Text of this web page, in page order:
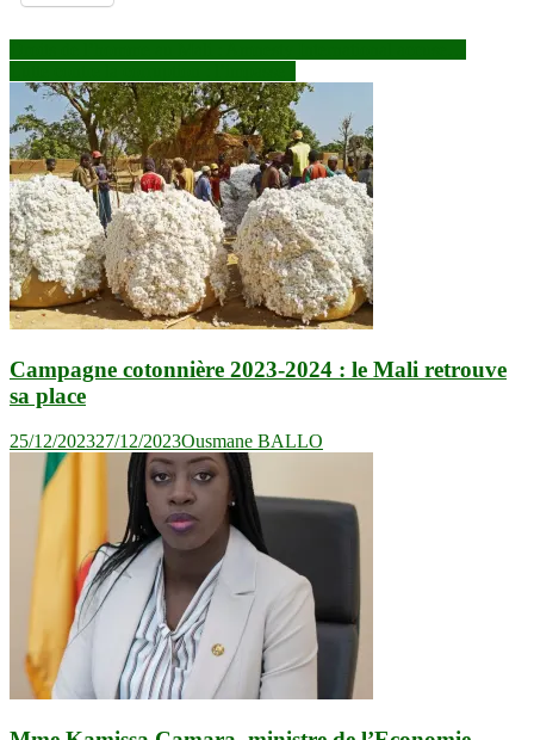
Navigation
de
l’article
Campagne cotonnière 2023-2024 : le Mali retrouve
sa place
25/12/202327/12/2023Ousmane BALLO